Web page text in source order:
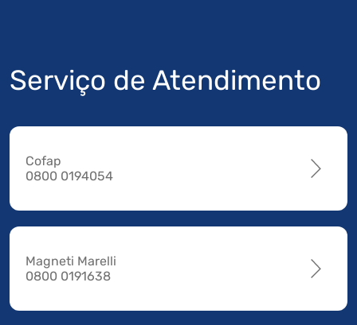
Serviço de Atendimento
Cofap
0800 0194054
Magneti Marelli
0800 0191638